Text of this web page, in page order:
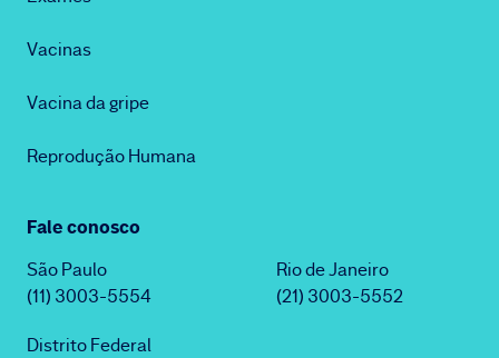
Vacinas
Vacina da gripe
Reprodução Humana
Fale conosco
São Paulo
(11) 3003-5554
Rio de Janeiro
(21) 3003-5552
Distrito Federal